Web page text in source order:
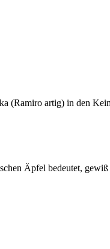
(Ramiro artig) in den
Äpfel bedeutet,